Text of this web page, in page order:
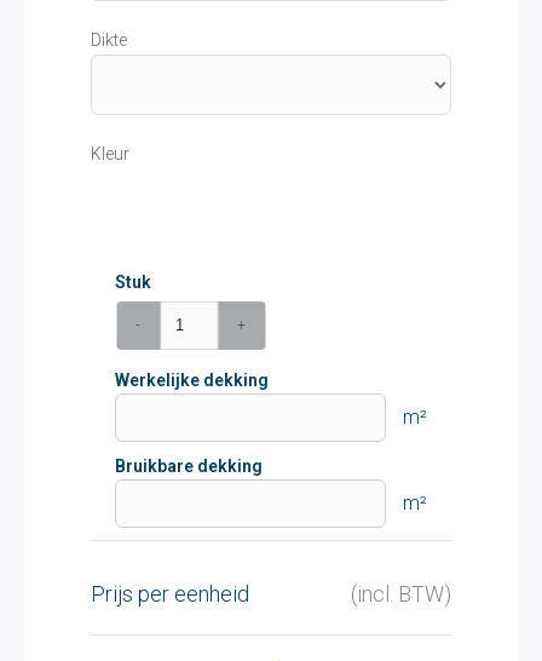
Dikte
Kleur
Stuk
- +
Bruikbare dekking
m²
Werkelijke dekking
m²
Prijs per eenheid (incl. BTW)